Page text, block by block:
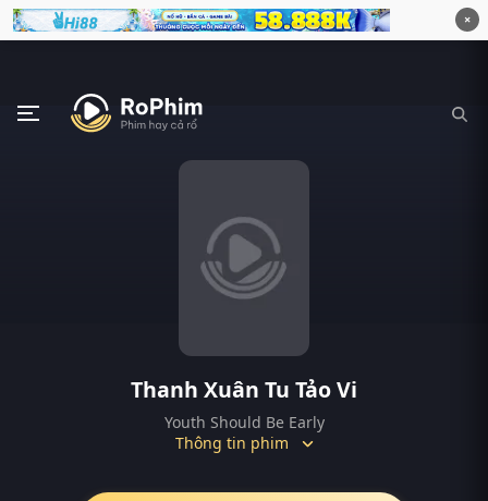
×
Thanh Xuân Tu Tảo Vi
Youth Should Be Early
Thông tin phim